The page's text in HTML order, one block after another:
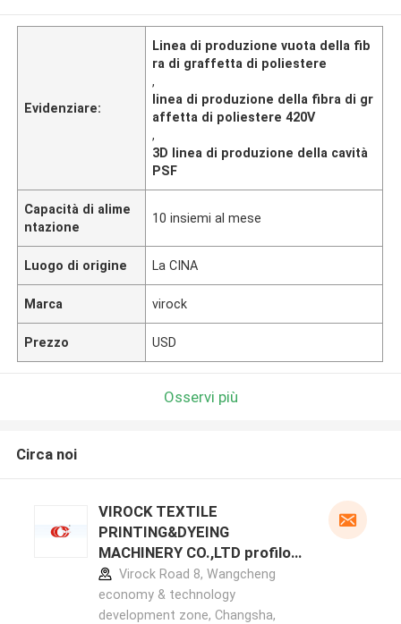
Evidenziare:
Linea di produzione vuota della fib
ra di graffetta di poliestere
,
linea di produzione della fibra di gr
affetta di poliestere 420V
,
3D linea di produzione della cavità
PSF
Capacità di alime
ntazione
10 insiemi al mese
Luogo di origine La CINA
Marca virock
Prezzo USD
Osservi più
Circa noi
VIROCK TEXTILE
PRINTING&DYEING
MACHINERY CO.,LTD profilo
del produttore
Virock Road 8, Wangcheng
economy & technology
development zone, Changsha,